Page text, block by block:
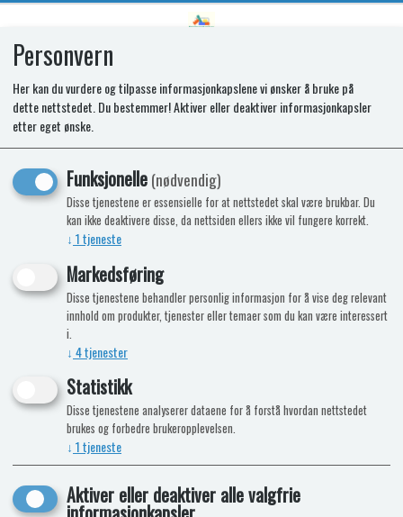
Kunne ikke finne produktet
Forside
Personvern
Her kan du vurdere og tilpasse informasjonkapslene vi ønsker å bruke på
dette nettstedet. Du bestemmer! Aktiver eller deaktiver informasjonkapsler
etter eget ønske.
Funksjonelle(nødvendig)
Disse tjenestene er essensielle for at nettstedet skal være brukbar. Du
kan ikke deaktivere disse, da nettsiden ellers ikke vil fungere korrekt.
↓ 1tjeneste
Markedsføring
Disse tjenestene behandler personlig informasjon for å vise deg relevant
innhold om produkter, tjenester eller temaer som du kan være interessert
i.
↓ 4tjenester
Statistikk
Disse tjenestene analyserer dataene for å forstå hvordan nettstedet
brukes og forbedre brukeropplevelsen.
↓ 1tjeneste
Aktiver eller deaktiver alle valgfrie